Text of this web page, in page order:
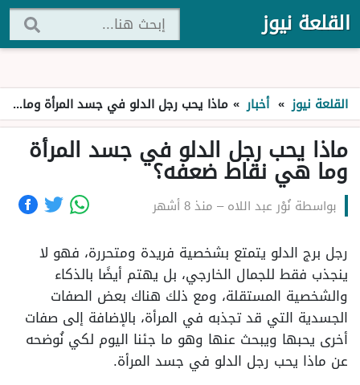
القلعة نيوز
القلعة نيوز » أخبار » ماذا يحب رجل الدلو في جسد المرأة وما هي نقاط ضعفه؟
ماذا يحب رجل الدلو في جسد المرأة
وما هي نقاط ضعفه؟
بواسطة نُوْر عبد اللاه– منذ 8 أشهر
رجل برج الدلو يتمتع بشخصية فريدة ومتحررة، فهو لا
ينجذب فقط للجمال الخارجي، بل يهتم أيضًا بالذكاء
والشخصية المستقلة، ومع ذلك هناك بعض الصفات
الجسدية التي قد تجذبه في المرأة، بالإضافة إلى صفات
أخرى يحبها ويبحث عنها وهو ما جئنا اليوم لكي نُوضحه
عن ماذا يحب رجل الدلو في جسد المرأة.